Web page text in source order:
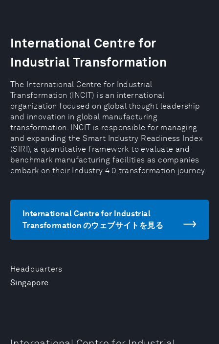
Headquarters
Singapore
International Centre for
Industrial Transformation
The International Centre for Industrial
Transformation (INCIT) is an international
organization focused on global thought leadership
and innovation in global manufacturing
transformation. INCIT is responsible for managing
and expanding the Smart Industry Readiness Index
(SIRI), a quantitative framework to evaluate and
benchmark manufacturing facilities as companies
embark on their Industry 4.0 transformation journey.
International Centre for Industrial
Transformation のウェブサイトを見る